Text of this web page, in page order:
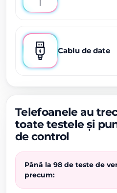
Cablu de date
Telefoanele au
toate testele și
de control
Până la 98 de teste de
precum: